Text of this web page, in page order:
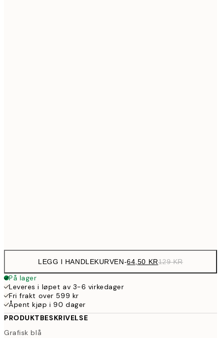
LEGG I HANDLEKURVEN-64,50 KR129 KR
På lager
Leveres i løpet av 3-6 virkedager
Fri frakt over 599 kr
Åpent kjøp i 90 dager
PRODUKTBESKRIVELSE
Grafisk blå